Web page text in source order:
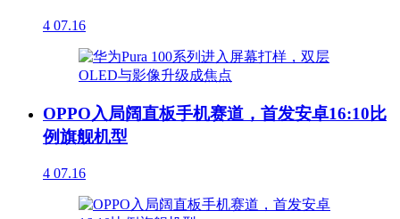
4 07.16
OPPO入局阔直板手机赛道，首发安卓16:10比
例旗舰机型
4 07.16